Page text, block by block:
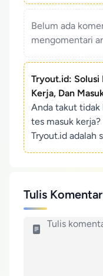
Belum ada
mengomentari
Tryout.id: Solusi
Kerja, Dan
Anda takut tidak
tes masuk
Tryout.id adalah
Tulis Komentar